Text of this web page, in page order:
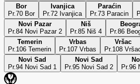
Bor
Pr.70 Bor
Ivanjica
Pr.72 Ivanjica
Paraćin
Pr.73 Paracin
Novi Pazar
Pr.84 Novi Pazar 2
Niš
Pr.85 Niš 4
Pr.86
Temerin
Pr.106 Temerin
Vrbas
Pr.107 Vrbas
Vršac
Pr.108
Novi Sad
Pr.94 Novi Sad 1
Novi Sad
Pr.95 Novi Sad 2
Pr.96